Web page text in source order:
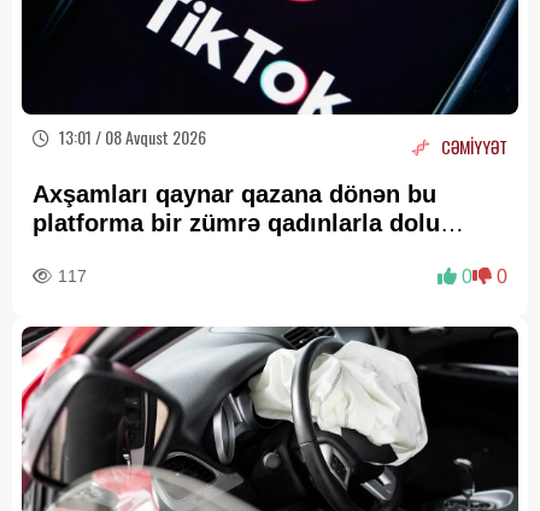
13:01 / 08 Avqust 2026 CƏMİYYƏT
Axşamları qaynar qazana dönən bu
platforma bir zümrə qadınlarla dolu
117 0 0